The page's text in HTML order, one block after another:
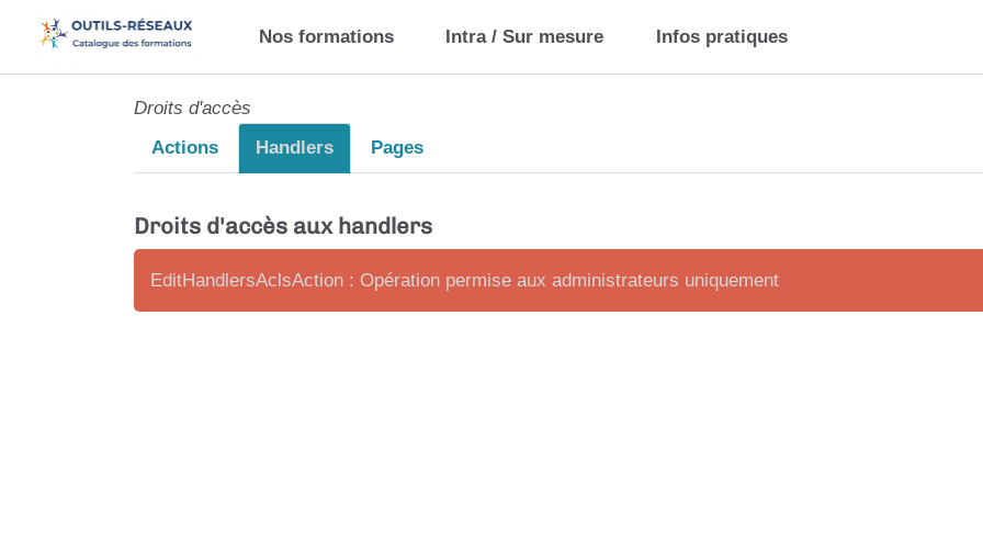
Aller au contenu principal Nos formations Intra / Sur mesure Infos pratiques
Droits d'accès
Actions
Handlers Pages
Droits d'accès aux handlers
EditHandlersAclsAction : Opération permise aux administrateurs uniquement